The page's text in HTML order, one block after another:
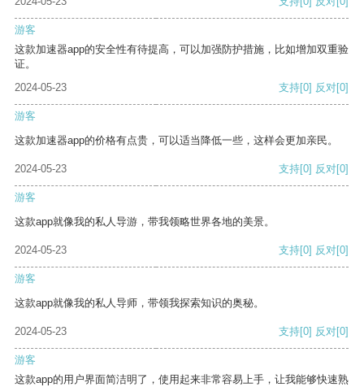
游客
这款加速器app的安全性有待提高，可以加强防护措施，比如增加双重验
证。
2024-05-23
支持[0] 反对[0]
游客
这款加速器app的价格有点贵，可以适当降低一些，这样会更加亲民。
2024-05-23 支持[0] 反对[0]
游客
这款app就像我的私人导游，带我领略世界各地的美景。
2024-05-23 支持[0] 反对[0]
游客
这款app就像我的私人导师，带领我探索知识的奥秘。
2024-05-23 支持[0] 反对[0]
游客
这款app的用户界面简洁明了，使用起来非常容易上手，让我能够快速熟